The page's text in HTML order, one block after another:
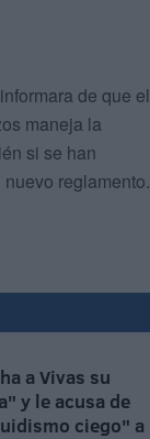
de que el
maneja la
si se han
reglamento.
a Vivas su
y le acusa de
ciego" a